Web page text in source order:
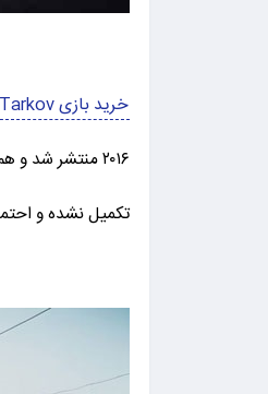
خرید بازی Escape From Tarkov
تکمیل نشده و